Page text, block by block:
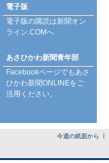
電子版
電子版の購読は新聞オン
ライン.COMへ
あさひかわ新聞青年部
Facebookページでもあさ
ひかわ新聞ONLINEをご
活用ください。
今週の紙面から